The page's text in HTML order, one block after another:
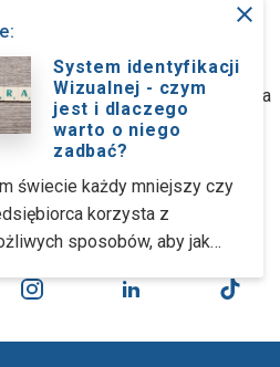
z Wrocławia
Rekinysukcesu.pl Spółka
M. Biernacki)
47, 54-611 Wrocław
close
System identyfikacji
Wizualnej - czym
jest i dlaczego
warto o niego
zadbać?
świecie każdy mniejszy czy
korzysta z
sposobów, aby jak
ponad konkurencję.